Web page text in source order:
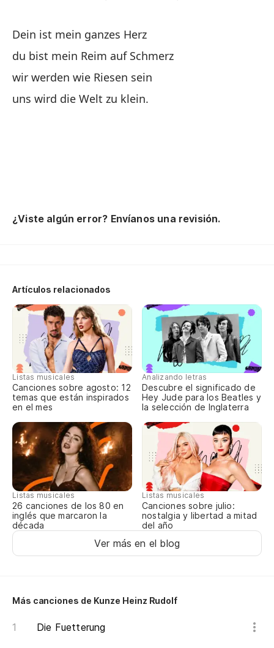
Dein ist mein ganzes Herz
du bist mein Reim auf Schmerz
wir werden wie Riesen sein
uns wird die Welt zu klein.
¿Viste algún error? Envíanos una revisión.
Artículos relacionados
Listas musicales
Canciones sobre agosto: 12
temas que están inspirados
en el mes
Analizando letras
Descubre el significado de
Hey Jude para los Beatles y
la selección de Inglaterra
Listas musicales
26 canciones de los 80 en
inglés que marcaron la
década
Listas musicales
Canciones sobre julio:
nostalgia y libertad a mitad
del año
Ver más en el blog
Más canciones de Kunze Heinz Rudolf
Die Fuetterung